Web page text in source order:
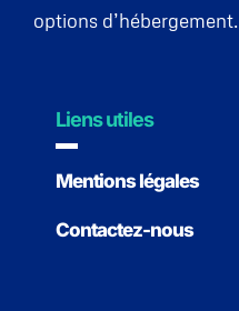
options d’hébergement.
Liens utiles
Mentions légales
Contactez-nous